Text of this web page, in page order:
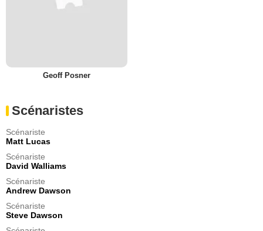
Geoff Posner
Scénaristes
Scénariste
Matt Lucas
Scénariste
David Walliams
Scénariste
Andrew Dawson
Scénariste
Steve Dawson